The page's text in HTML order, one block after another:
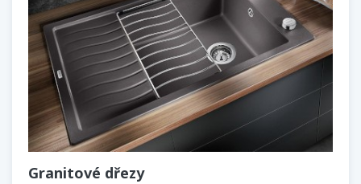
Granitové dřezy